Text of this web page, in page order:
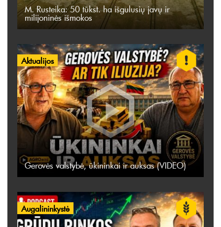
M. Rusteika: 50 tūkst. ha išgulusių javų ir
milijoninės išmokos
Aktualijos
Gerovės valstybė, ūkininkai ir auksas (VIDEO)
Augalininkystė